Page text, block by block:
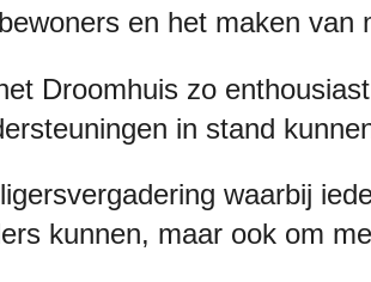
en het maken van
Droomhuis zo
in stand
waarbij
kunnen, maar ook om